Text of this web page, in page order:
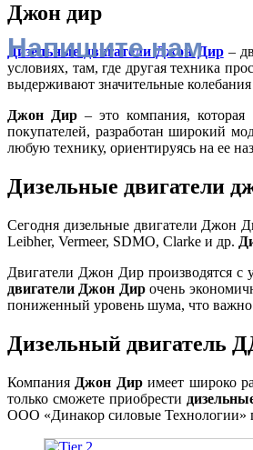
Джон дир
Дизельные двигатели Джон Дир–
условиях, там, где другая техника
выдерживают значительные
Джон Дир– это компания,
покупателей, разработан широкий
любую технику, ориентируясь на ее
Дизельные двигатели
Сегодня дизельные двигатели Джон
Leibher, Vermeer, SDMO, Clarke и др.
Двигатели Джон Дир производятся с
двигатели Джон Дирочень
пониженный уровень шума, что важно
Дизельный двигатель
Компания Джон Диримеет широко
только сможете приобрести
ООО «Динакор силовые Технологии»
Напишите нам